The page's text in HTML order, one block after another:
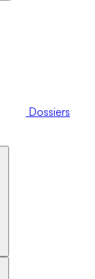
Dossiers